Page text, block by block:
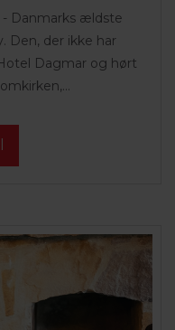
Danmarks ældste
Den, der ikke har
Dagmar og hørt